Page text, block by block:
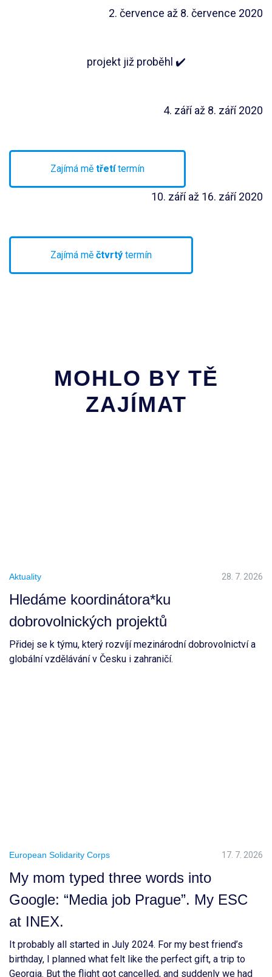
2. července až 8. července 2020
projekt již proběhl ✔️
4. září až 8. září 2020
Zajímá mě třetítermín
10. září až 16. září 2020
Zajímá mě čtvrtý termín
MOHLO BY TĚ
ZAJÍMAT
Aktuality 28. 7. 2026
Hledáme koordinátora*ku
dobrovolnických projektů
Přidej se k týmu, který rozvíjí mezinárodní dobrovolnictví a
globální vzdělávání v Česku i zahraničí.
European Solidarity Corps 17. 7. 2026
My mom typed three words into
Google: “Media job Prague”. My ESC
at INEX.
It probably all started in July 2024. For my best friend’s
birthday, I planned what felt like the perfect gift, a trip to
Georgia. But the flight got cancelled, and suddenly we had